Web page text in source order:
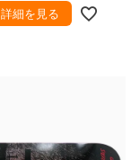
詳細を見る